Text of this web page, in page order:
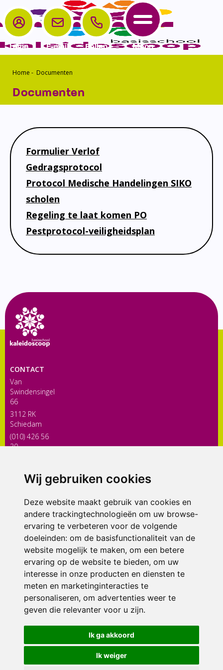
Wij gebruiken cookies
Deze website maakt gebruik van cookies en
andere trackingtechnologieën om uw browse-
ervaring te verbeteren voor de volgende
doeleinden: om de basisfunctionaliteit van de
website mogelijk te maken, om een betere
ervaring op de website te bieden, om uw
interesse in onze producten en diensten te
meten en marketinginteracties te
personaliseren, om advertenties weer te
geven die relevanter voor u zijn.
Ik ga akkoord
Ik weiger
Home
School
School
Het Team
Schoolgids
Schooltijden en vakanties
Verlof/verzuim
Sport
Schoolplan
Bibliotheek
Leerlingenzorg
Kinderopvang
Ouders
Ouders
Samenwerken
Parro
Medezeggenschapsraad
Vrijwillige ouderbijdrage
Klachtenregeling
Privacyverklaring
Documenten
Contact
Contact
Aanmelden
Contact
Login E-mail Bellen Menu
Home - Documenten
Documenten
Formulier Verlof
Gedragsprotocol
Protocol Medische Handelingen SIKO
scholen
Regeling te laat komen PO
Pestprotocol-veiligheidsplan
CONTACT
Van
Swindensingel
66
3112 RK
Schiedam
(010) 426 56
30
ONDERDEEL VAN
© 2026 Kaleidoscoop | Alle rechten voorbehouden
Privacy policy|Disclaimer| Klachtenregeling|RSIN en Anbi
voorkeuren
Crealisatie The MindOffice